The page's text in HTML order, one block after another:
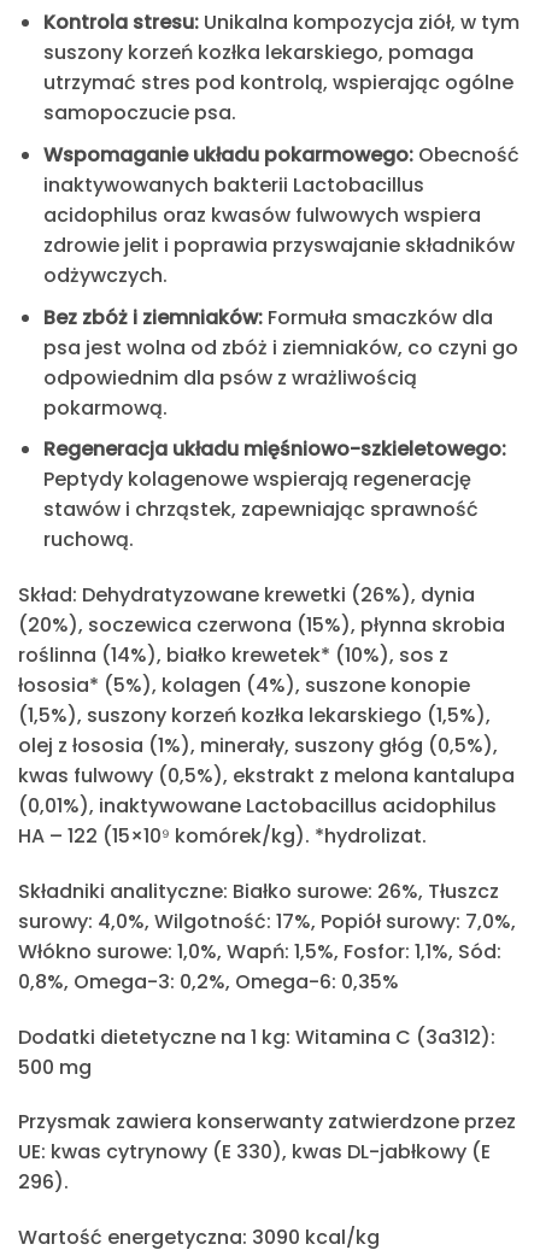
Kontrola stresu:Unikalna kompozycja ziół, w tym
suszony korzeń kozłka lekarskiego, pomaga
utrzymać stres pod kontrolą, wspierając ogólne
samopoczucie psa.
Wspomaganie układu pokarmowego:Obecność
inaktywowanych bakterii Lactobacillus
acidophilus oraz kwasów fulwowych wspiera
zdrowie jelit i poprawia przyswajanie składników
odżywczych.
Bez zbóż i ziemniaków:Formuła smaczków dla
psa jest wolna od zbóż i ziemniaków, co czyni go
odpowiednim dla psów z wrażliwością
pokarmową.
Regeneracja układu mięśniowo-szkieletowego:
Peptydy kolagenowe wspierają regenerację
stawów i chrząstek, zapewniając sprawność
ruchową.
Skład: Dehydratyzowane krewetki (26%), dynia
(20%), soczewica czerwona (15%), płynna skrobia
roślinna (14%), białko krewetek* (10%), sos z
łososia* (5%), kolagen (4%), suszone konopie
(1,5%), suszony korzeń kozłka lekarskiego (1,5%),
olej z łososia (1%), minerały, suszony głóg (0,5%),
kwas fulwowy (0,5%), ekstrakt z melona kantalupa
(0,01%), inaktywowane Lactobacillus acidophilus
HA – 122 (15×10⁹ komórek/kg). *hydrolizat.
Składniki analityczne: Białko surowe: 26%​, Tłuszcz
surowy: 4,0%​, Wilgotność: 17%​, Popiół surowy: 7,0%​,
Włókno surowe: 1,0%​, Wapń: 1,5%​, Fosfor: 1,1%​, Sód:
0,8%​, Omega-3: 0,2%​, Omega-6: 0,35%​
Dodatki dietetyczne na 1 kg: Witamina C (3a312):
500 mg​
Przysmak zawiera konserwanty zatwierdzone przez
UE: kwas cytrynowy (E 330), kwas DL-jabłkowy (E
296).
Wartość energetyczna: 3090 kcal/kg